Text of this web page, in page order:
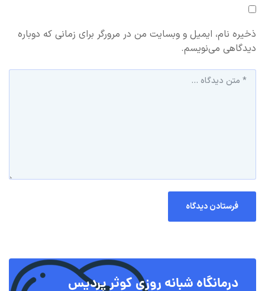
ذخیره نام، ایمیل و وبسایت من در مرورگر برای زمانی که دوباره
دیدگاهی می‌نویسم.
درمانگاه شبانه روزی کوثر پردیس